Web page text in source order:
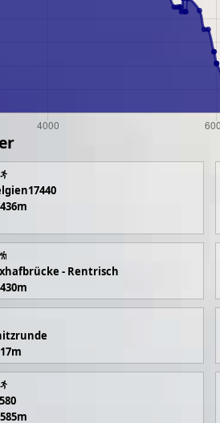
- Rentrisch